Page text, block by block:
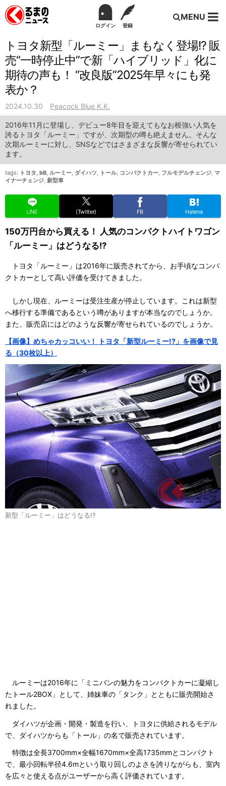
ログイン 登録
MENU
トヨタ新型「ルーミー」まもなく登場!? 販
売“一時停止中”で新「ハイブリッド」化に
期待の声も！ “改良版”2025年早々にも発
表か？
2024.10.30 Peacock Blue K.K.
2016年11月に登場し、デビュー8年目を迎えてもなお根強い人気を
誇るトヨタ「ルーミー」ですが、次期型の噂も絶えません。そんな
次期ルーミーに対し、SNSなどではさまざまな反響が寄せられてい
ます。
tags: トヨタ, bB, ルーミー, ダイハツ, トール, コンパクトカー, フルモデルチェンジ, マ
イナーチェンジ, 新型車
LINE (Twitter) FB Hatena
150万円台から買える！ 人気のコンパクトハイトワゴン
「ルーミー」はどうなる!?
トヨタ「ルーミー」は2016年に販売されてから、お手頃なコンパ
クトカーとして高い評価を受けてきました。
しかし現在、ルーミーは受注生産が停止しています。これは新型
へ移行する準備であるという噂がありますが本当なのでしょうか。
また、販売店にはどのような反響が寄せられているのでしょうか。
【画像】めちゃカッコいい！ トヨタ「新型ルーミー!?」を画像で見
る（30枚以上）
新型「ルーミー」はどうなる!?
ルーミーは2016年に「ミニバンの魅力をコンパクトカーに凝縮し
たトール2BOX」として、姉妹車の「タンク」とともに販売開始さ
れました。
ダイハツが企画・開発・製造を行い、トヨタに供給されるモデル
で、ダイハツからも「トール」の名で販売されています。
特徴は全長3700mm×全幅1670mm×全高1735mmとコンパクト
で、最小回転半径4.6mという取り回しのよさを誇りながらも、室内
を広々と使える点がユーザーから高く評価されています。